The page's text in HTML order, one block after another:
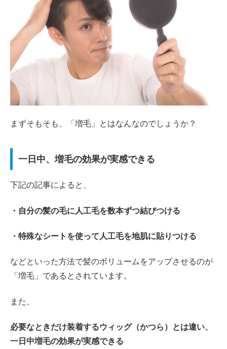
まずそもそも、「増毛」とはなんなのでしょうか？
一日中、増毛の効果が実感できる
下記の記事によると、
・自分の髪の毛に人工毛を数本ずつ結びつける
・特殊なシートを使って人工毛を地肌に貼りつける
などといった方法で髪のボリュームをアップさせるのが
「増毛」であるとされています。
また、
必要なときだけ装着するウィッグ（かつら）とは違い、
一日中増毛の効果が実感できる